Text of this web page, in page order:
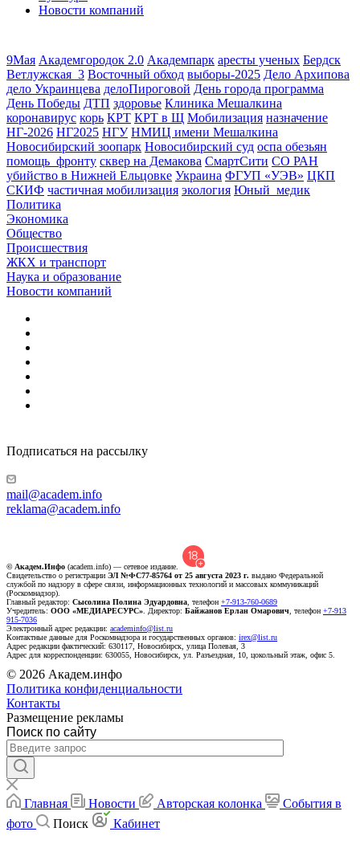
Новости компаний
9Мая Академгородок 2.0 Академпарк аресты ученых Бердск
Ветлужская_3 Восточный обход выборы-2025 Дело Архипова
дело Украинцева делоПироговой День города программа
День Победы ДТП здоровье Клиника Мешалкина
коронавирус корь КРТ КРТ в Щ Мобилизация назначение
НГ-2026 НГ2025 НГУ НМИЦ имени Мешалкина
Новосибирский зоопарк Новосибирский суд оспа обезьян
помощь_фронту сквер на Демакова СмартСити СО РАН
убийство в Нижней Ельцовке Украина ФГУП «УЭВ» ЦКП
СКИФ частичная мобилизация экология Юный_медик
Политика
Экономика
Общество
Происшествия
ЖКХ и транспорт
Наука и образование
Новости компаний
Подписаться на рассылку
mail@academ.info
reklama@academ.info
© Академ.Инфо (academ.info) — сетевое издание.
Свидетельство о регистрации ЭЛ №ФС77-85764 от 25 августа 2023 г. выдано Федеральной
службой по надзору в сфере связи, информационных технологий и массовых коммуникаций
(Роскомнадзор).
Главный редактор: Сысолина Полина Эдуардовна , телефон +7-913-760-0689
Учредитель: ООО «МЕДИАРЕСУРС» . Директор: Байжанов Ерлан Омарович , телефон +7-913
915-7036
Электронный адрес редакции: academinfo@list.ru
Контактные данные для Роскомнадзора и государственных органов: irex@list.ru
Адрес редакции фактический: 630117, Новосибирск, улица Полевая, 3
Адрес для корреспонденции: 630055, Новосибирск, ул. Разъездная, 10, цокольный этаж, офис 5.
© 2026 Академ.инфо
Политика конфиденциальности
Контакты
Размещение рекламы
Поиск по сайту
Главная Новости Авторская колонка
События в
фото
Поиск Кабинет